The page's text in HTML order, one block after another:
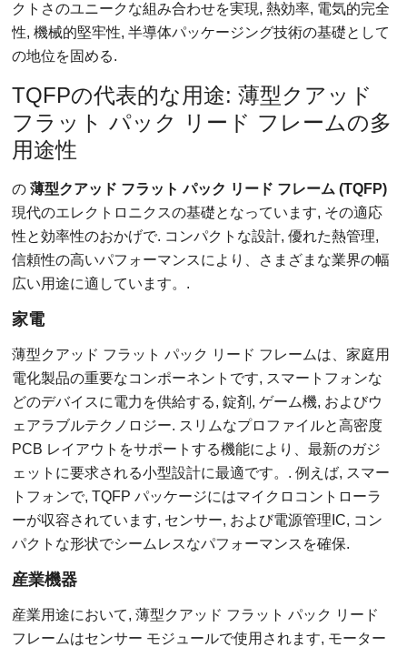
クトさのユニークな組み合わせを実現, 熱効率, 電気的完全
性, 機械的堅牢性, 半導体パッケージング技術の基礎として
の地位を固める.
TQFPの代表的な用途: 薄型クアッド
フラット パック リード フレームの多
用途性
の薄型クアッド フラット パック リード フレーム (TQFP)
現代のエレクトロニクスの基礎となっています, その適応
性と効率性のおかげで. コンパクトな設計, 優れた熱管理,
信頼性の高いパフォーマンスにより、さまざまな業界の幅
広い用途に適しています。.
家電
薄型クアッド フラット パック リード フレームは、家庭用
電化製品の重要なコンポーネントです, スマートフォンな
どのデバイスに電力を供給する, 錠剤, ゲーム機, およびウ
ェアラブルテクノロジー. スリムなプロファイルと高密度
PCB レイアウトをサポートする機能により、最新のガジ
ェットに要求される小型設計に最適です。. 例えば, スマー
トフォンで, TQFP パッケージにはマイクロコントローラ
ーが収容されています, センサー, および電源管理IC, コン
パクトな形状でシームレスなパフォーマンスを確保.
産業機器
産業用途において, 薄型クアッド フラット パック リード
フレームはセンサー モジュールで使用されます, モーター